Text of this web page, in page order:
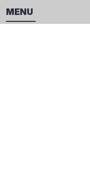
MENU